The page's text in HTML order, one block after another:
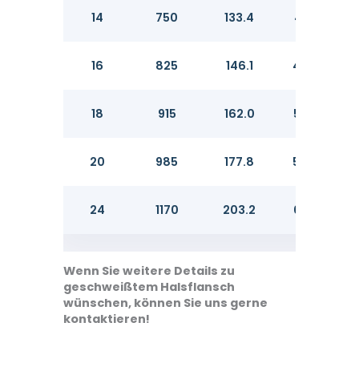
14 750 133.4 412.8
16 825 146.1 469.9
18 915 162.0 533.4
20 985 177.8 584.2
24 1170 203.2 692.2
Wenn Sie weitere Details zu
geschweißtem Halsflansch
wünschen, können Sie uns gerne
kontaktieren!